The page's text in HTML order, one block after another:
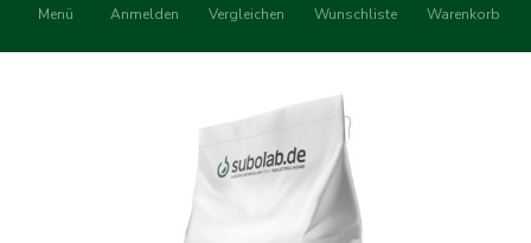
Menü Anmelden Vergleichen Wunschliste Warenkorb